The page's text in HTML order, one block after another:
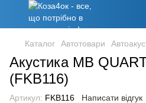
Каталог Автотовари
Акустика MB
(FKB116)
Артикул: FKB116 Написати відгук